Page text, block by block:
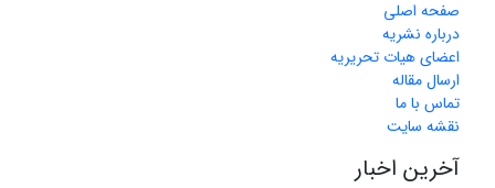
صفحه اصلی
درباره نشریه
اعضای هیات تحریریه
ارسال مقاله
تماس با ما
نقشه سایت
آخرین اخبار